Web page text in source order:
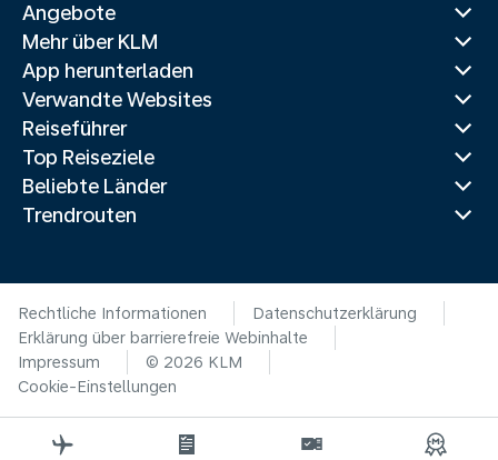
Angebote
Mehr über KLM
App herunterladen
Verwandte Websites
Reiseführer
Top Reiseziele
Beliebte Länder
Trendrouten
Rechtliche Informationen
Datenschutzerklärung
Erklärung über barrierefreie Webinhalte
Impressum
© 2026 KLM
Cookie-Einstellungen